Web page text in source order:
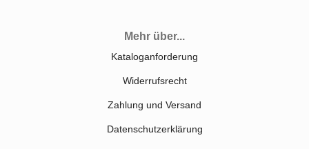
Mehr über...
Kataloganforderung
Widerrufsrecht
Zahlung und Versand
Datenschutzerklärung